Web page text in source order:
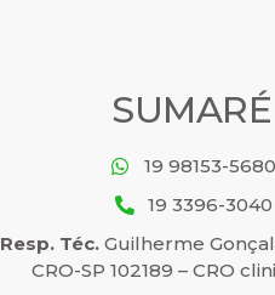
SUMARÉ
19 98153-5680
19 3396-3040
Resp. Téc. Guilherme
CRO-SP 102189 – CRO